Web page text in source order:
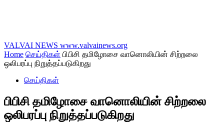
VALVAI NEWS www.valvainews.org
Home செய்திகள் பிபிசி தமிழோசை வானொலியின் சிற்றலை
ஒலிபரப்பு நிறுத்தப்படுகிறது
செய்திகள்
பிபிசி தமிழோசை வானொலியின் சிற்றலை
ஒலிபரப்பு நிறுத்தப்படுகிறது